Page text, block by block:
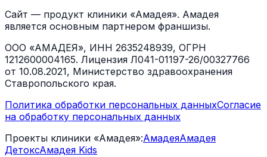
Сайт — продукт клиники «Амадея». Амадея
является основным партнером франшизы.
ООО «АМАДЕЯ», ИНН 2635248939, ОГРН
1212600004165. Лицензия Л041-01197-26/00327766
от 10.08.2021, Министерство здравоохранения
Ставропольского края.
Политика обработки персональных данныхСогласие
на обработку персональных данных
Проекты клиники «Амадея»:АмадеяАмадея
ДетоксАмадея Kids